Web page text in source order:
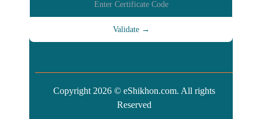
Copyright 2026 © eShikhon.com. All rights
Reserved